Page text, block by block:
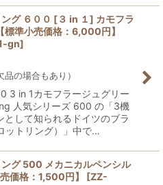
グ ６００ [３ in １] カモフラ
標準小売価格：6,000円】
gn]
の場合もあり）
3 in 1カモフラージュグリー
人気シリーズ 600 の「3機
として知られるドイツのブラ
ットリング）」中で…
グ 500 メカニカルペンシル
価格：1,500円】
[ZZ-